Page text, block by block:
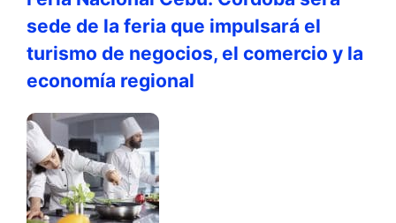
sede de la feria que impulsará el
turismo de negocios, el comercio y la
economía regional